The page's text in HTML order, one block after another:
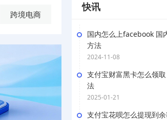
跨境电商
快讯
国内怎么上facebook 国
方法
2024-11-08
支付宝财富黑卡怎么领
法
2025-01-21
支付宝花呗怎么提现到